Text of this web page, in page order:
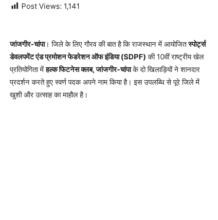
Post Views: 1,141
जांजगीर-चांपा। जिले के लिए गौरव की बात है कि राजस्थान में आयोजितस्पोर्ट्स
डेवलपमेंट एंड प्रमोशन फेडरेशन ऑफ इंडिया (SDPF) की 10वीं राष्ट्रीय खेल
प्रतियोगिता मेंहल्क फिटनेस क्लब, जांजगीर-चांपाके दो खिलाड़ियों ने शानदार
प्रदर्शन करते हुए स्वर्ण पदक अपने नाम किया है। इस उपलब्धि से पूरे जिले में
खुशी और उत्साह का माहौल है।